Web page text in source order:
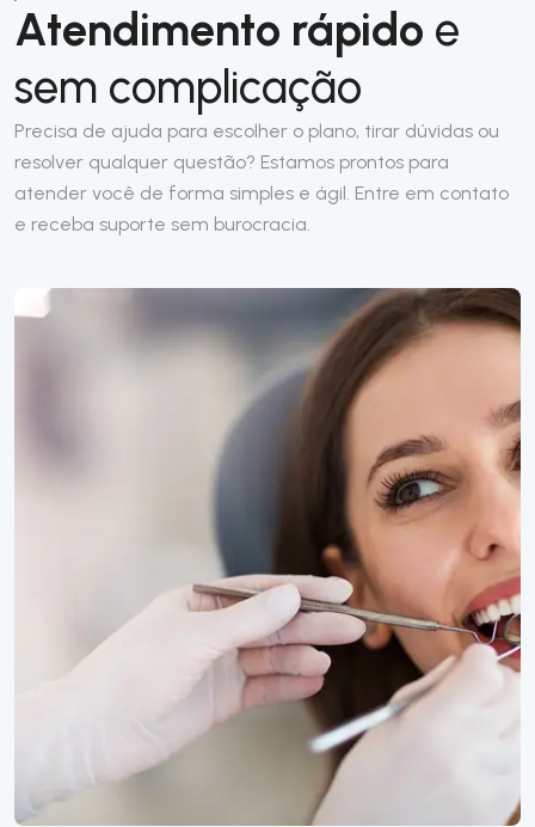
Atendimento rápido e
sem complicação
Precisa de ajuda para escolher o plano, tirar dúvidas ou
resolver qualquer questão? Estamos prontos para
atender você de forma simples e ágil. Entre em contato
e receba suporte sem burocracia.